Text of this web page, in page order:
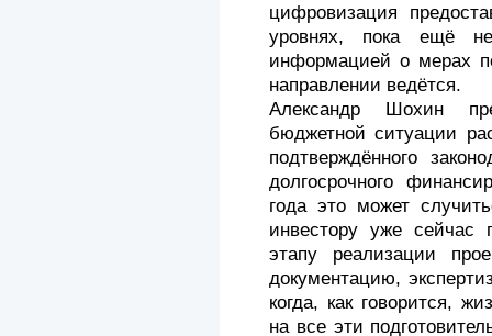
цифровизация
уровнях, пока ещё
информацией о мерах
направлении ведётся.
Александр Шохин
бюджетной ситуации
подтверждённого
долгосрочного
года это может
инвестору уже сейчас
этапу реализации
документацию,
когда, как говорится,
на все эти